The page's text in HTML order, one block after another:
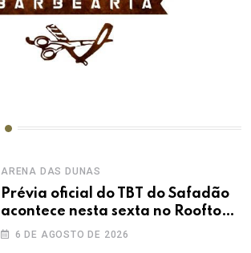
ARENA DAS DUNAS
Prévia oficial do TBT do Safadão
acontece nesta sexta no Rooftop
Dunas
6 DE AGOSTO DE 2026